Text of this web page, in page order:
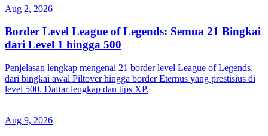
Aug 2, 2026
Border Level League of Legends: Semua 21 Bingkai
dari Level 1 hingga 500
Penjelasan lengkap mengenai 21 border level League of Legends,
dari bingkai awal Piltover hingga border Eternus yang prestisius di
level 500. Daftar lengkap dan tips XP.
Aug 9, 2026